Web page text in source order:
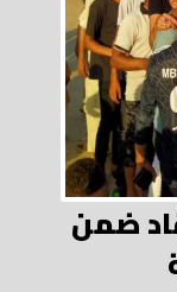
بعزبة العقّاد ضمن